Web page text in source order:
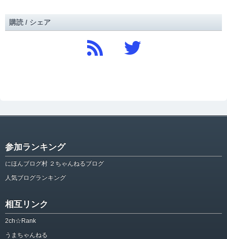
購読 / シェア
参加ランキング
にほんブログ村 ２ちゃんねるブログ
人気ブログランキング
相互リンク
2ch☆Rank
うまちゃんねる